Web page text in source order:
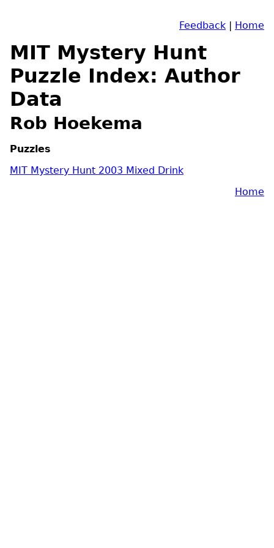
Feedback | Home
MIT Mystery Hunt
Puzzle Index: Author
Data
Rob Hoekema
Puzzles
MIT Mystery Hunt 2003 Mixed Drink
Home